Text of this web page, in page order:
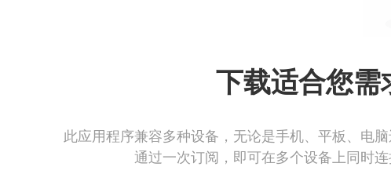
下载适合您需
此应用程序兼容多种设备，无论是手机、平板、电
通过一次订阅，即可在多个设备上同时连